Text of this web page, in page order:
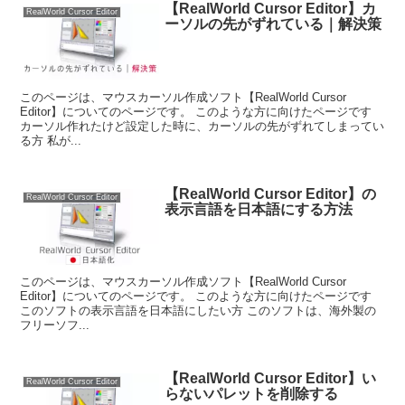
RealWorld Cursor Editor
【RealWorld Cursor Editor】カ
ーソルの先がずれている｜解決策
このページは、マウスカーソル作成ソフト【RealWorld Cursor
Editor】についてのページです。 このような方に向けたページです
カーソル作れたけど設定した時に、カーソルの先がずれてしまってい
る方 私が...
RealWorld Cursor Editor
【RealWorld Cursor Editor】の
表示言語を日本語にする方法
このページは、マウスカーソル作成ソフト【RealWorld Cursor
Editor】についてのページです。 このような方に向けたページです
このソフトの表示言語を日本語にしたい方 このソフトは、海外製の
フリーソフ...
RealWorld Cursor Editor
【RealWorld Cursor Editor】い
らないパレットを削除する